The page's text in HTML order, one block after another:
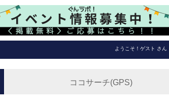
ようこそ！ ゲスト さん
ココサーチ(GPS)